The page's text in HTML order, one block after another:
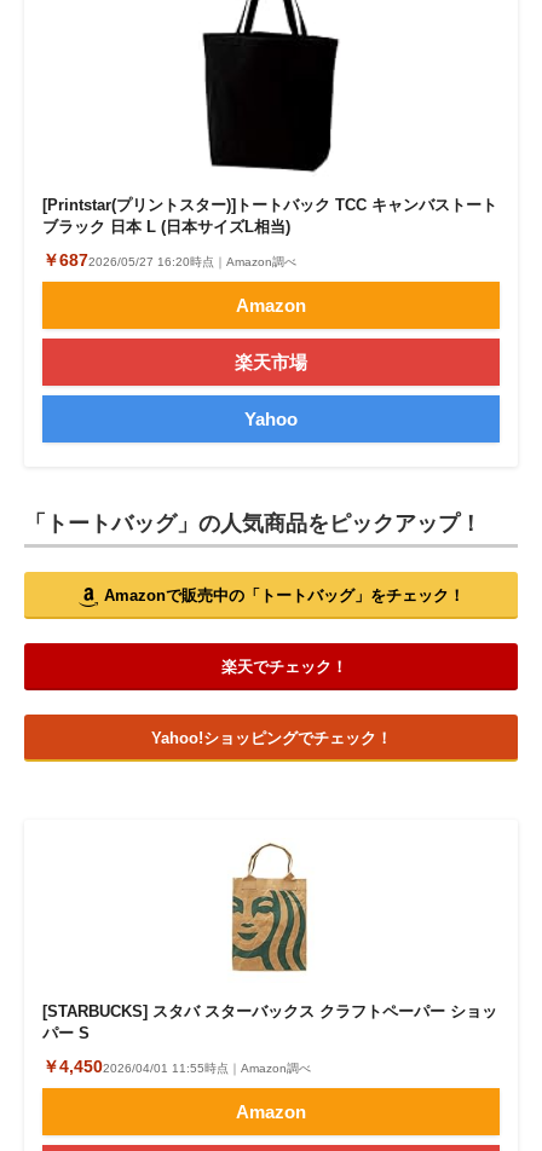
[Printstar(プリントスター)]トートバック TCC キャンバストート
ブラック 日本 L (日本サイズL相当)
￥6872026/05/27 16:20時点｜Amazon調べ
Amazon
楽天市場
Yahoo
「トートバッグ」の人気商品をピックアップ！
Amazonで販売中の「トートバッグ」をチェック！
楽天でチェック！
Yahoo!ショッピングでチェック！
[STARBUCKS] スタバ スターバックス クラフトペーパー ショッ
パー S
￥4,4502026/04/01 11:55時点｜Amazon調べ
Amazon